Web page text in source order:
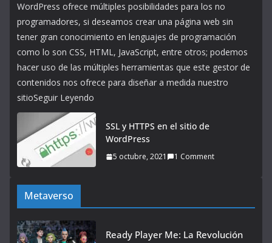
WordPress ofrece múltiples posibilidades para los no
programadores, si deseamos crear una página web sin
tener gran conocimiento en lenguajes de programación
como lo son CSS, HTML, JavaScript, entre otros; podemos
hacer uso de las múltiples herramientas que este gestor de
contenidos nos ofrece para diseñar a medida nuestro
sitioSeguir Leyendo
SSL y HTTPS en el sitio de
WordPress
5 octubre, 2021 1 Comment
Metaverso
Ready Player Me: La Revolución